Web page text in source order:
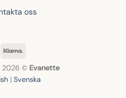
oss
2026 © Evanette
| Svenska